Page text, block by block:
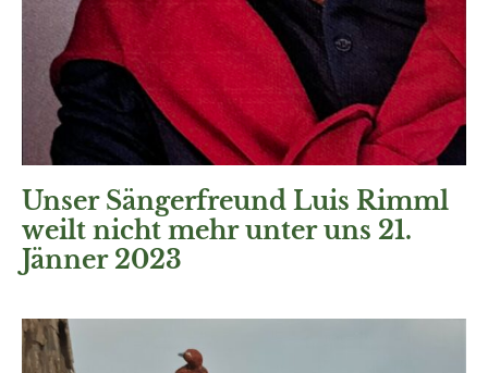
Unser Sängerfreund Luis Rimml
weilt nicht mehr unter uns 21.
Jänner 2023